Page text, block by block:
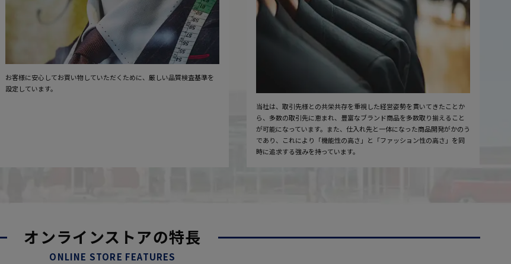
お客様に安心してお買い物していただくために、厳しい品質検査基準を
設定しています。
当社は、取引先様との共栄共存を重視した経営姿勢を貫いてきたことか
ら、多数の取引先に恵まれ、豊富なブランド商品を多数取り揃えること
が可能になっています。また、仕入れ先と一体になった商品開発がかのう
であり、これにより「機能性の高さ」と「ファッション性の高さ」を同
時に追求する強みを持っています。
オンラインストアの特長
ONLINE STORE FEATURES